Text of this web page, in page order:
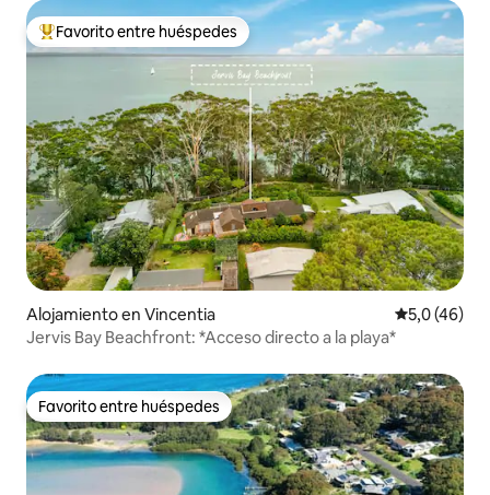
Favorito entre los huéspedes más destacados
Favorito entre huéspedes
Alojamiento en Vincentia Calificación
5,0 (46)
Jervis Bay Beachfront: *Acceso directo a la playa*
Favorito entre huéspedes
Favorito entre huéspedes